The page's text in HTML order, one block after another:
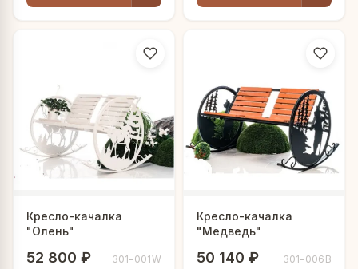
Кресло-качалка
"Олень"
52 800 ₽ 301-001W
Кресло-качалка
"Медведь"
50 140 ₽ 301-006B